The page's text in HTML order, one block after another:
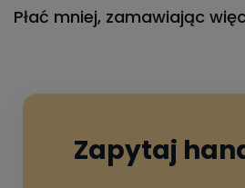
Płać mniej, zamawiając
Zapytaj